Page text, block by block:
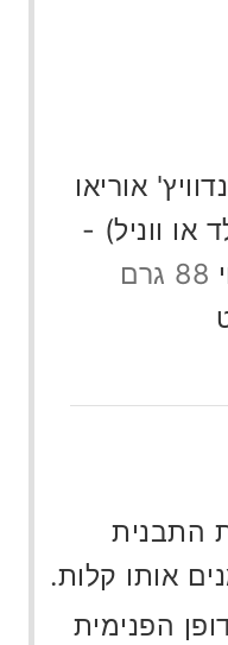
אוריאו
או ווניל) -
88 גרם
התבנית
אותו קלות.
הפנימית